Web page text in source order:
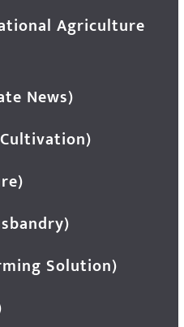
Agriculture
News)
Solution)